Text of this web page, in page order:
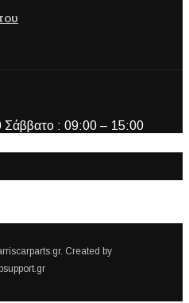
: 09:00 – 15:00
Created by